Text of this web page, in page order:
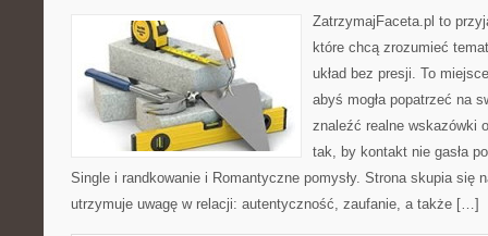
ZatrzymajFaceta.pl to
które chcą zrozumieć
układ bez presji. To
abyś mogła popatrzeć na
znaleźć realne wskazówki
tak, by kontakt nie gasła
Single i randkowanie i Romantyczne pomysły. Strona skupia się
utrzymuje uwagę w relacji: autentyczność, zaufanie, a także […]